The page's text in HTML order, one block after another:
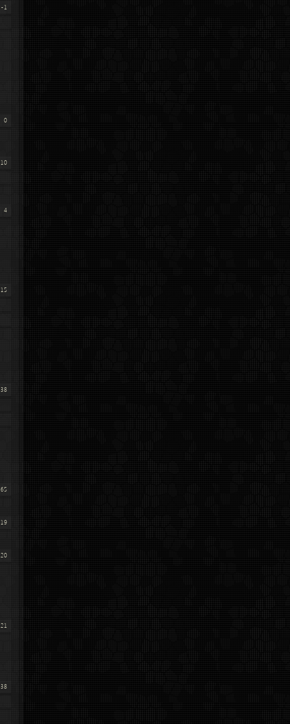
-1
0
10
4
15
38
65
19
20
21
38